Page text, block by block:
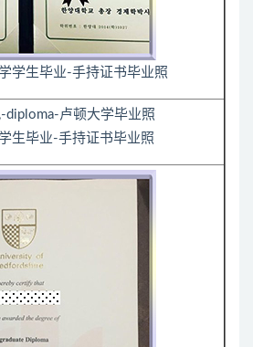
学生毕业-手持证书毕业照
生毕业-手持证书毕业照